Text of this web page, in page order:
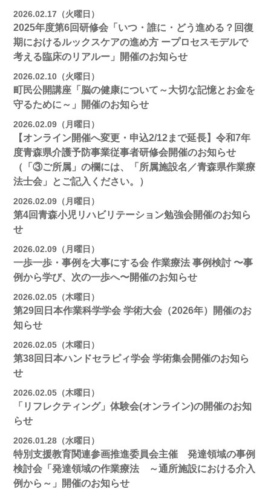
2026.02.17（火曜日）
2025年度第6回研修会「いつ・誰に・どう進める？回復
期におけるルックスケアの進め方 ープロセスモデルで
考える臨床のリアルー」開催のお知らせ
2026.02.10（火曜日）
町民公開講座「脳の健康について～大切な記憶とお金を
守るために～」開催のお知らせ
2026.02.09（月曜日）
【オンライン開催へ変更・申込2/12まで延長】令和7年
度青森県介護予防事業従事者研修会開催のお知らせ
（「③ご所属」の欄には、「所属施設名／青森県作業療
法士会」とご記入ください。）
2026.02.09（月曜日）
第4回青森小児リハビリテーション勉強会開催のお知ら
せ
2026.02.09（月曜日）
一歩一歩・事例を大事にする会 作業療法 事例検討 〜事
例から学び、次の一歩へ〜開催のお知らせ
2026.02.05（木曜日）
第29回日本作業科学学会 学術大会（2026年）開催のお
知らせ
2026.02.05（木曜日）
第38回日本ハンドセラピィ学会 学術集会開催のお知ら
せ
2026.02.05（木曜日）
「リフレクティング」体験会(オンライン)の開催のお知
らせ
2026.01.28（水曜日）
特別支援教育関連参画推進委員会主催 発達領域の事例
検討会「発達領域の作業療法 ～通所施設における介入
例から～」開催のお知らせ